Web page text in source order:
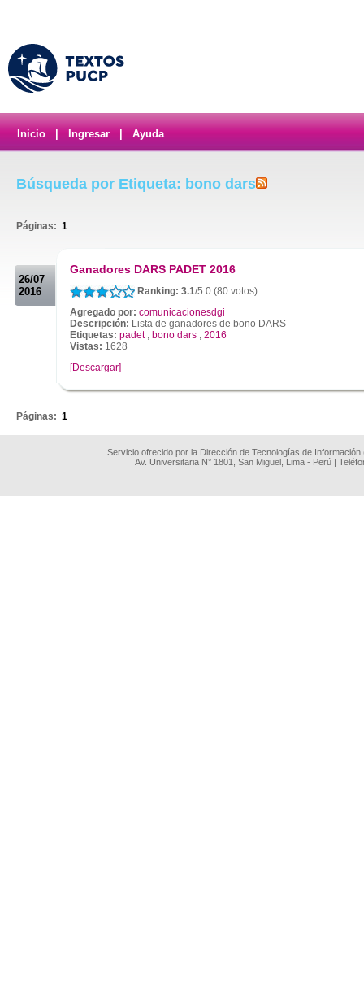
Inicio Ingresar Ayuda
Búsqueda por Etiqueta: bono dars
Páginas: 1
26/07
2016
Ganadores DARS PADET 2016
Ranking: 3.1/5.0 (80 votos)
Agregado por: comunicacionesdgi
Descripción: Lista de ganadores de bono DARS
Etiquetas: padet, bono dars , 2016
Vistas: 1628
[Descargar]
Páginas: 1
Servicio ofrecido por la Dirección de Tecnologías de
Av. Universitaria N° 1801, San Miguel, Lima - Perú |